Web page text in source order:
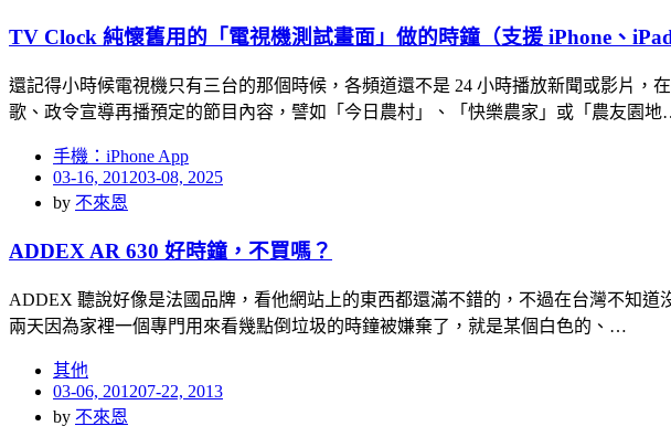
TV Clock 純懷舊用的「電視機測試畫面」做的時鐘（支援 iPhone、iPad
還記得小時候電視機只有三台的那個時候，各頻道還不是 24 小時播放新聞或影片
歌、政令宣導再播預定的節目內容，譬如「今日農村」、「快樂農家」或「農友園
手機：iPhone App
Posted
on
03-16, 201203-08, 2025
by 不來恩
ADDEX AR 630 好時鐘，不買嗎？
ADDEX 聽說好像是法國品牌，看他網站上的東西都還滿不錯的，不過在台灣不知
兩天因為家裡一個專門用來看幾點倒垃圾的時鐘被嫌棄了，就是某個白色的、…
其他
Posted
on
03-06, 201207-22, 2013
by 不來恩